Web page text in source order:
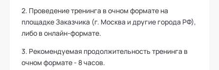
2. Проведение тренинга в очном формате на
площадке Заказчика (г. Москва и другие города РФ),
либо в онлайн-формате.
3. Рекомендуемая продолжительность тренинга в
очном формате - 8 часов.